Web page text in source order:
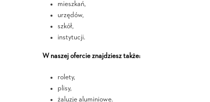
mieszkań,
urzędów,
szkół,
instytucji.
W naszej ofercie znajdziesz także:
rolety,
plisy,
żaluzje aluminiowe.